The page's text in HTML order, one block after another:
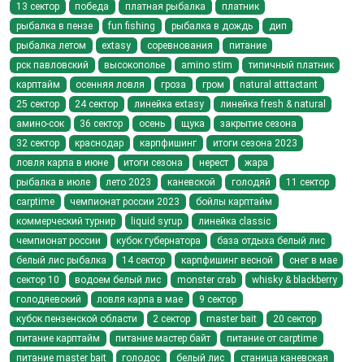
13 сектор
победа платная рыбалка
платник
рыбалка в пензе
fun fishing рыбалка в дождь
дип
рыбалка летом
extasy соревнования
питание
рск павловский
высокополье amino stim
типичный платник
карптайм
осенняя ловля гроза гром
natural atttactant
25 сектор
24 сектор линейка extasy
линейка fresh & natural
амино-сок
36 сектор осень щука
закрытие сезона
32 сектор
краснодар карпфишинг
итоги сезона 2023
ловля карпа в июне
итоги сезона нерест
жара
рыбалка в июле
лето 2023 каневской голодяй
11 сектор
carptime
чемпионат россии 2023
бойлы карптайм
коммерческий турнир
liquid syrup
линейка classic
чемпионат россии
кубок губернатора
база отдыха белый лис
белый лис рыбалка
14 сектор карпфишинг весной
снег в мае
сектор 10
водоем белый лис monster crab
whisky & blackberry
голодяевский
ловля карпа в мае
9 сектор
кубок пензенской области
2 сектор master bait
20 сектор
питание карптайм
питание мастер байт
питание от carptime
питание master bait
голодос белый лис станица каневская